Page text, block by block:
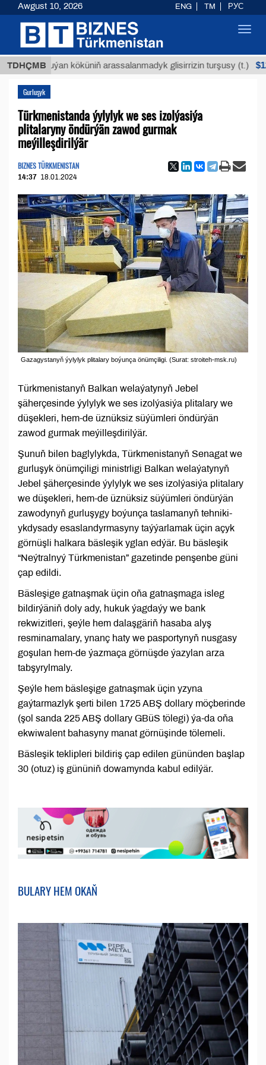
TDHÇMB
Buýan köküniň arassalanmadyk glisirrizin turşusy (t.)
Gurluşyk
Türkmenistanda ýylylyk we ses izolýasiýa
plitalaryny öndürýän zawod gurmak
meýilleşdirilýär
BIZNES TÜRKMENISTAN
14:37 18.01.2024
Gazagystanyň ýylylyk plitalary boýunça önümçiligi. (Surat: stroiteh-msk.ru)
Türkmenistanyň Balkan welaýatynyň Jebel
şäherçesinde ýylylyk we ses izolýasiýa plitalary we
düşekleri, hem-de üznüksiz süýümleri öndürýän
zawod gurmak meýilleşdirilýär.
Şunuň bilen baglylykda, Türkmenistanyň Senagat we
gurluşyk önümçiligi ministrligi Balkan welaýatynyň
Jebel şäherçesinde ýylylyk we ses izolýasiýa plitalary
we düşekleri, hem-de üznüksiz süýümleri öndürýän
zawodynyň gurluşygy boýunça taslamanyň tehniki-
ykdysady esaslandyrmasyny taýýarlamak üçin açyk
görnüşli halkara bäsleşik yglan edýär. Bu bäsleşik
“Neýtralnyý Türkmenistan” gazetinde penşenbe güni
çap edildi.
Bäsleşige gatnaşmak üçin oňa gatnaşmaga isleg
bildirýäniň doly ady, hukuk ýagdaýy we bank
rekwizitleri, şeýle hem dalaşgäriň hasaba alyş
resminamalary, ynanç haty we pasportynyň nusgasy
goşulan hem-de ýazmaça görnüşde ýazylan arza
tabşyrylmaly.
Şeýle hem bäsleşige gatnaşmak üçin yzyna
gaýtarmazlyk şerti bilen 1725 ABŞ dollary möçberinde
(şol sanda 225 ABŞ dollary GBüS tölegi) ýa-da oňa
ekwiwalent bahasyny manat görnüşinde tölemeli.
Bäsleşik teklipleri bildiriş çap edilen gününden başlap
30 (otuz) iş gününiň dowamynda kabul edilýär.
BULARY HEM OKAŇ
Awgust 10, 2026 ENG TM РУС